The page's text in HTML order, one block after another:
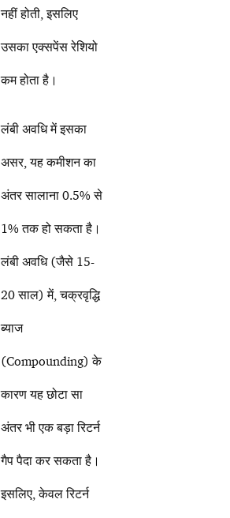
नहीं होती, इसलिए
उसका एक्सपेंस रेशियो
कम होता है।
लंबी अवधि में इसका
असर, यह कमीशन का
अंतर सालाना 0.5% से
1% तक हो सकता है।
लंबी अवधि (जैसे 15-
20 साल) में, चक्रवृद्धि
ब्याज
(Compounding) के
कारण यह छोटा सा
अंतर भी एक बड़ा रिटर्न
गैप पैदा कर सकता है।
इसलिए, केवल रिटर्न